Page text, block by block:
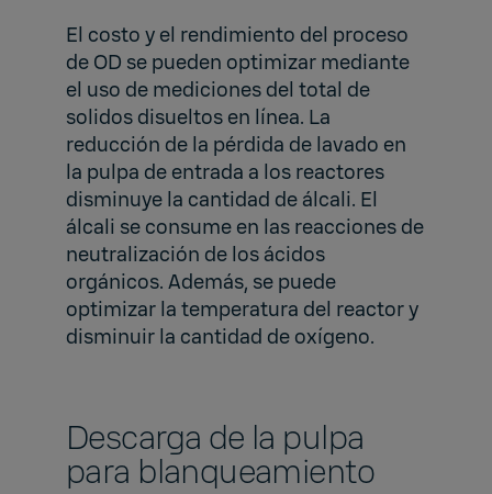
El costo y el rendimiento del proceso
de OD se pueden optimizar mediante
el uso de mediciones del total de
solidos disueltos en línea. La
reducción de la pérdida de lavado en
la pulpa de entrada a los reactores
disminuye la cantidad de álcali. El
álcali se consume en las reacciones de
neutralización de los ácidos
orgánicos. Además, se puede
optimizar la temperatura del reactor y
disminuir la cantidad de oxígeno.
Descarga de la pulpa
para blanqueamiento